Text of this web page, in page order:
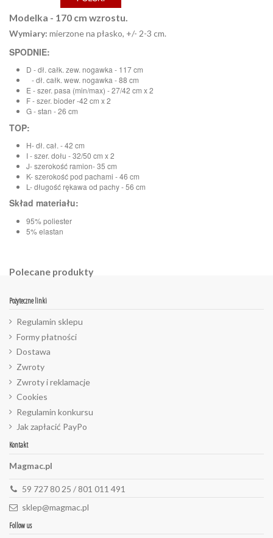
Modelka - 170 cm wzrostu.
Wymiary: mierzone na płasko, +/- 2-3 cm.
SPODNIE:
D - dł. całk. zew. nogawka - 117 cm
- dł. całk. wew. nogawka - 88 cm
E - szer. pasa (min/max) - 27/42 cm x 2
F - szer. bioder -42 cm x 2
G - stan - 26 cm
TOP:
H- dł. cał. - 42 cm
I - szer. dołu - 32/50 cm x 2
J- szerokość ramion- 35 cm
K- szerokość pod pachami - 46 cm
L- długość rękawa od pachy - 56 cm
Skład materiału:
95% poliester
5% elastan
Polecane produkty
Pożyteczne linki
Regulamin sklepu
Formy płatności
Dostawa
Zwroty
Zwroty i reklamacje
Cookies
Regulamin konkursu
Jak zapłacić PayPo
Kontakt
Magmac.pl
59 727 80 25 / 801 011 491
sklep@magmac.pl
Follow us